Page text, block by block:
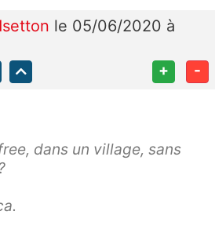
le 05/06/2020 à
+ -
dans un village, sans